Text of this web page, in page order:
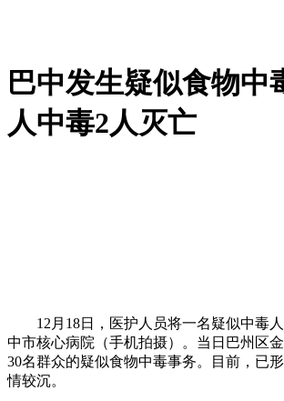
巴中发生疑似食物中
人中毒2人灭亡
12月18日，医护人员将一名疑似中毒人
中市核心病院（手机拍摄）。当日巴州区
30名群众的疑似食物中毒事务。目前，已
情较沉。